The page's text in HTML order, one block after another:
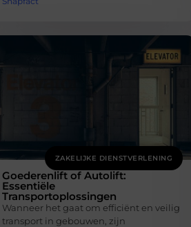
ZAKELIJKE DIENSTVERLENING
Goederenlift of Autolift:
Essentiële
Transportoplossingen
Wanneer het gaat om efficiënt en veilig
transport in gebouwen, zijn